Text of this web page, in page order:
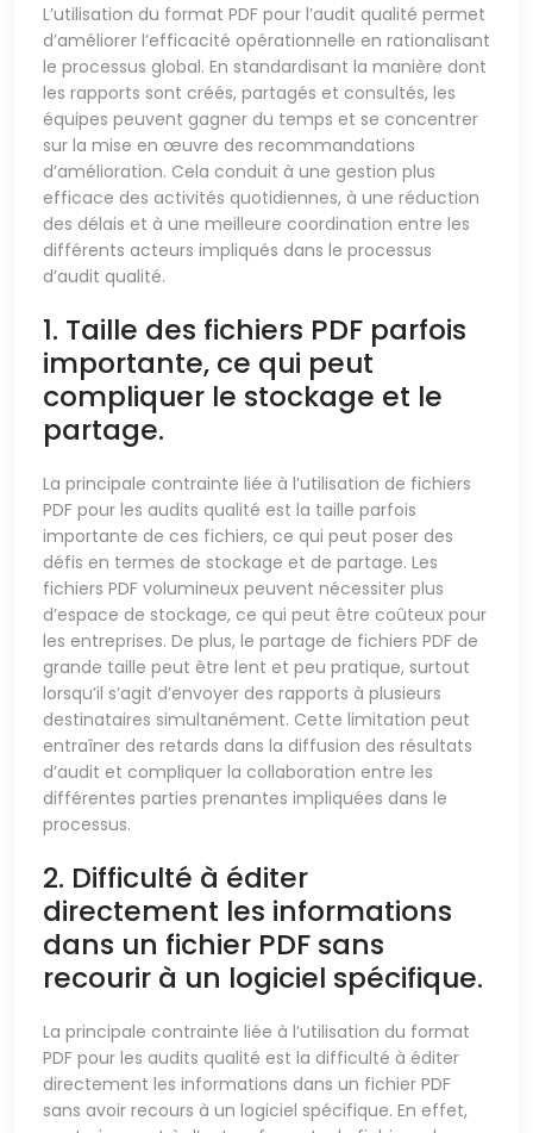
L’utilisation du format PDF pour l’audit qualité permet
d’améliorer l’efficacité opérationnelle en rationalisant
le processus global. En standardisant la manière dont
les rapports sont créés, partagés et consultés, les
équipes peuvent gagner du temps et se concentrer
sur la mise en œuvre des recommandations
d’amélioration. Cela conduit à une gestion plus
efficace des activités quotidiennes, à une réduction
des délais et à une meilleure coordination entre les
différents acteurs impliqués dans le processus
d’audit qualité.
1. Taille des fichiers PDF parfois
importante, ce qui peut
compliquer le stockage et le
partage.
La principale contrainte liée à l’utilisation de fichiers
PDF pour les audits qualité est la taille parfois
importante de ces fichiers, ce qui peut poser des
défis en termes de stockage et de partage. Les
fichiers PDF volumineux peuvent nécessiter plus
d’espace de stockage, ce qui peut être coûteux pour
les entreprises. De plus, le partage de fichiers PDF de
grande taille peut être lent et peu pratique, surtout
lorsqu’il s’agit d’envoyer des rapports à plusieurs
destinataires simultanément. Cette limitation peut
entraîner des retards dans la diffusion des résultats
d’audit et compliquer la collaboration entre les
différentes parties prenantes impliquées dans le
processus.
2. Difficulté à éditer
directement les informations
dans un fichier PDF sans
recourir à un logiciel spécifique.
La principale contrainte liée à l’utilisation du format
PDF pour les audits qualité est la difficulté à éditer
directement les informations dans un fichier PDF
sans avoir recours à un logiciel spécifique. En effet,